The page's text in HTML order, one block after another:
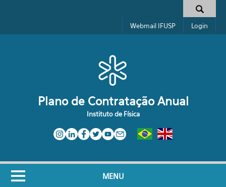
Formulário de busca
Webmail IFUSP Login
Plano de Contratação Anual
Instituto de Física
MENU